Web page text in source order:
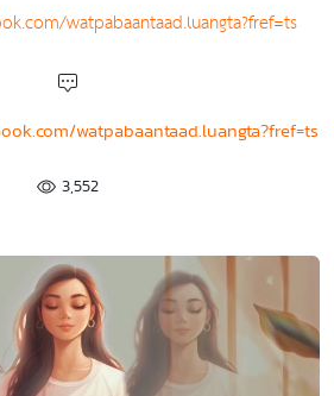
watpabaantaad.luangta?fref=ts
watpabaantaad.luangta?fref=ts
3,552